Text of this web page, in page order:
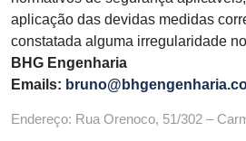
aplicação das devidas medidas
constatada alguma irregularidade
BHG Engenharia
Emails:
Endereço: Rua Orenoco, 51/302 –